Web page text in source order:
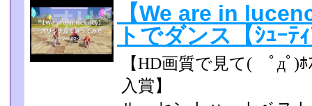
【We are in
トでダンス【ｼｭｰﾃ
【HD画質で見て( ﾟдﾟ)
入賞】